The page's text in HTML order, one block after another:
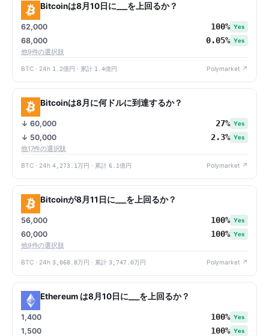
Bitcoinは8月10日に___を上回るか？
62,000 100% Yes
68,000 0.05% Yes
他9件の選択肢
BTC · 24h 1.2億円 · 累計 1.4億円 Polymarket ↗
Bitcoinは8月に何ドルに到達するか？
↓ 60,000 27% Yes
↓ 50,000 2.3% Yes
他17件の選択肢
BTC · 24h 4,273.1万円 · 累計 6.1億円 Polymarket ↗
Bitcoinが8月11日に___を上回るか？
56,000 100% Yes
60,000 100% Yes
他9件の選択肢
BTC · 24h 3,068.8万円 · 累計 3,747.0万円 Polymarket ↗
Ethereum は8月10日に___を上回るか？
1,400 100% Yes
1,500 100% Yes